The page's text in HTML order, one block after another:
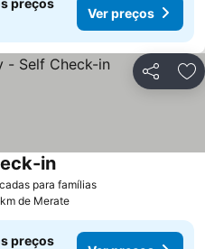
preços
Ver preços
Partilhar
para famíliasVer preços
inVer preços
de Merate
preços